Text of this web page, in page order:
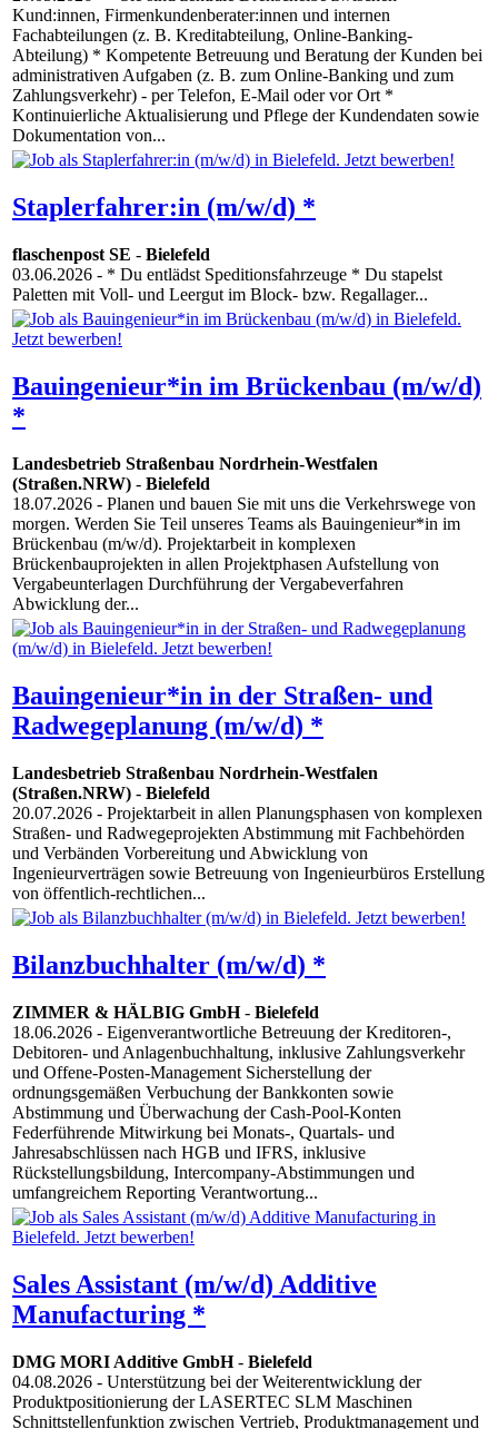
Kund:innen, Firmenkundenberater:innen und internen
Fachabteilungen (z. B. Kreditabteilung, Online-Banking-
Abteilung) * Kompetente Betreuung und Beratung der Kunden bei
administrativen Aufgaben (z. B. zum Online-Banking und zum
Zahlungsverkehr) - per Telefon, E-Mail oder vor Ort *
Kontinuierliche Aktualisierung und Pflege der Kundendaten sowie
Dokumentation von...
Staplerfahrer:in (m/w/d) *
flaschenpost SE - Bielefeld
03.06.2026 - * Du entlädst Speditionsfahrzeuge * Du stapelst
Paletten mit Voll- und Leergut im Block- bzw. Regallager...
Bauingenieur*in im Brückenbau (m/w/d)
*
Landesbetrieb Straßenbau Nordrhein-Westfalen
(Straßen.NRW) - Bielefeld
18.07.2026 - Planen und bauen Sie mit uns die Verkehrswege von
morgen. Werden Sie Teil unseres Teams als Bauingenieur*in im
Brückenbau (m/w/d). Projektarbeit in komplexen
Brückenbauprojekten in allen Projektphasen Aufstellung von
Vergabeunterlagen Durchführung der Vergabeverfahren
Abwicklung der...
Bauingenieur*in in der Straßen- und
Radwegeplanung (m/w/d) *
Landesbetrieb Straßenbau Nordrhein-Westfalen
(Straßen.NRW) - Bielefeld
20.07.2026 - Projektarbeit in allen Planungsphasen von komplexen
Straßen- und Radwegeprojekten Abstimmung mit Fachbehörden
und Verbänden Vorbereitung und Abwicklung von
Ingenieurverträgen sowie Betreuung von Ingenieurbüros Erstellung
von öffentlich-rechtlichen...
Bilanzbuchhalter (m/w/d) *
ZIMMER & HÄLBIG GmbH- Bielefeld
18.06.2026 - Eigenverantwortliche Betreuung der Kreditoren-,
Debitoren- und Anlagenbuchhaltung, inklusive Zahlungsverkehr
und Offene-Posten-Management Sicherstellung der
ordnungsgemäßen Verbuchung der Bankkonten sowie
Abstimmung und Überwachung der Cash-Pool-Konten
Federführende Mitwirkung bei Monats-, Quartals- und
Jahresabschlüssen nach HGB und IFRS, inklusive
Rückstellungsbildung, Intercompany-Abstimmungen und
umfangreichem Reporting Verantwortung...
Sales Assistant (m/w/d) Additive
Manufacturing *
DMG MORI Additive GmbH- Bielefeld
04.08.2026 - Unterstützung bei der Weiterentwicklung der
Produktpositionierung der LASERTEC SLM Maschinen
Schnittstellenfunktion zwischen Vertrieb, Produktmanagement und